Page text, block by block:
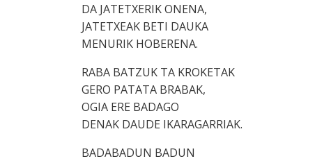
DA JATETXERIK ONENA,
JATETXEAK BETI DAUKA
MENURIK HOBERENA.
RABA BATZUK TA KROKETAK
GERO PATATA BRABAK,
OGIA ERE BADAGO
DENAK DAUDE IKARAGARRIAK.
BADABADUN BADUN